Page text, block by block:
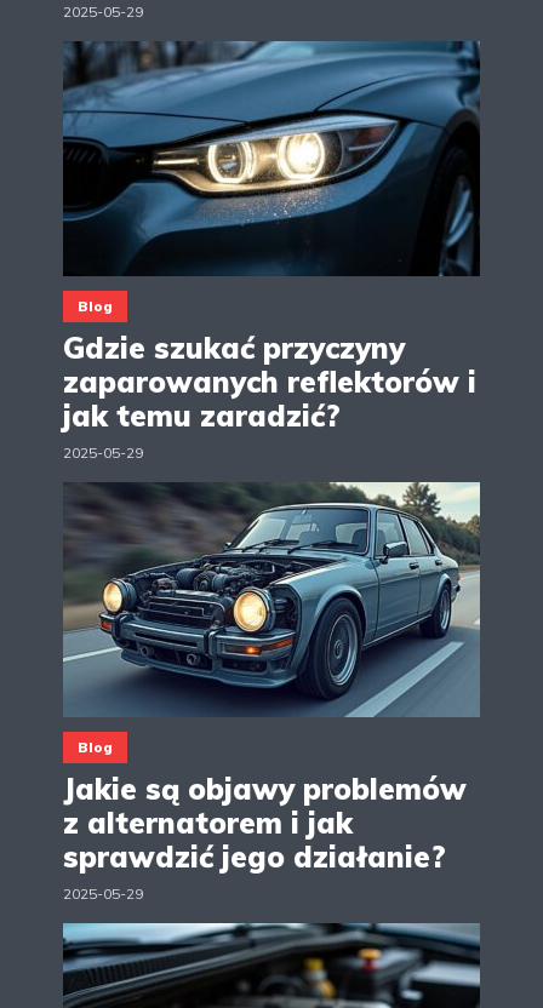
2025-05-29
Blog
Gdzie szukać przyczyny
zaparowanych reflektorów i
jak temu zaradzić?
2025-05-29
Blog
Jakie są objawy problemów
z alternatorem i jak
sprawdzić jego działanie?
2025-05-29